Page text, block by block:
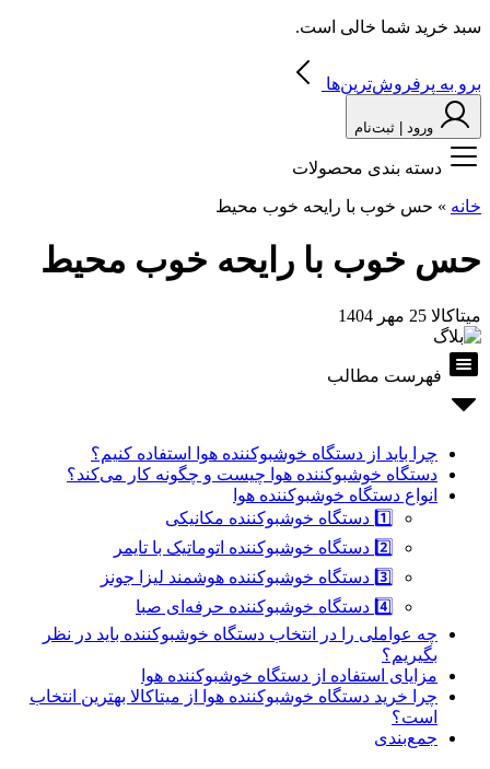
سبد خرید شما خالی است.
برو به پرفروش‌ترین‌ها
ورود | ثبت‌نام
دسته بندی محصولات
خانه » حس خوب با رایحه خوب محیط
حس خوب با رایحه خوب محیط
میتاکالا 25 مهر 1404
فهرست مطالب
چرا باید از دستگاه خوشبوکننده هوا استفاده کنیم؟
دستگاه خوشبوکننده هوا چیست و چگونه کار می‌کند؟
انواع دستگاه خوشبوکننده هوا
1️⃣ دستگاه خوشبوکننده مکانیکی
2️⃣ دستگاه خوشبوکننده اتوماتیک با تایمر
3️⃣ دستگاه خوشبوکننده هوشمند لیزا جونز
4️⃣ دستگاه خوشبوکننده حرفه‌ای صبا
چه عواملی را در انتخاب دستگاه خوشبوکننده باید در نظر
بگیریم؟
مزایای استفاده از دستگاه خوشبوکننده هوا
چرا خرید دستگاه خوشبوکننده هوا از میتاکالا بهترین انتخاب
است؟
جمع‌بندی